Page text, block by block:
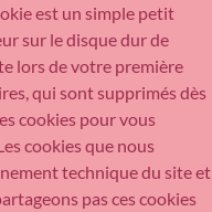
est un simple petit
sur le disque dur de
lors de votre première
qui sont supprimés dès
cookies pour vous
cookies que nous
technique du site et
pas ces cookies